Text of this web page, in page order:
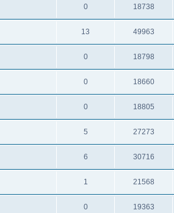
0 18738
13 49963
0 18798
0 18660
0 18805
5 27273
6 30716
1 21568
0 19363